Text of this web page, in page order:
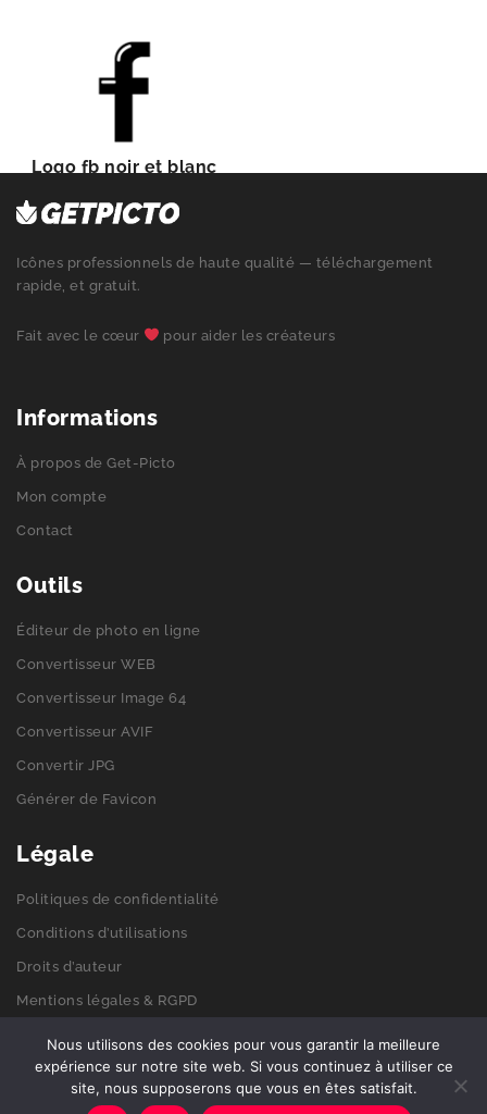
Logo fb noir et blanc
Icônes professionnels de haute qualité — téléchargement
rapide, et gratuit.
Fait avec le cœur pour aider les créateurs
Informations
À propos de Get-Picto
Mon compte
Contact
Outils
Éditeur de photo en ligne
Convertisseur WEB
Convertisseur Image 64
Convertisseur AVIF
Convertir JPG
Générer de Favicon
Légale
Politiques de confidentialité
Conditions d’utilisations
Droits d’auteur
Mentions légales & RGPD
© 2026 Get-picto. Tous droits réservés.
Nous utilisons des cookies pour vous garantir la meilleure
expérience sur notre site web. Si vous continuez à utiliser ce
site, nous supposerons que vous en êtes satisfait.